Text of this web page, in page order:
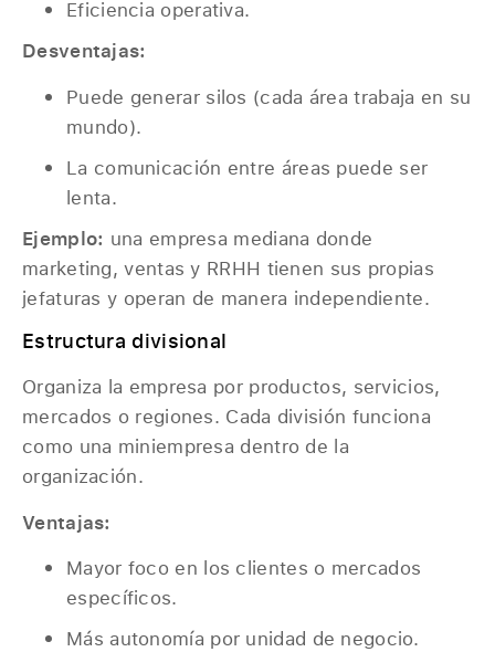
Eficiencia operativa.
Desventajas:
Puede generar silos (cada área trabaja en su
mundo).
La comunicación entre áreas puede ser
lenta.
Ejemplo: una empresa mediana donde
marketing, ventas y RRHH tienen sus propias
jefaturas y operan de manera independiente.
Estructura divisional
Organiza la empresa por productos, servicios,
mercados o regiones. Cada división funciona
como una miniempresa dentro de la
organización.
Ventajas:
Mayor foco en los clientes o mercados
específicos.
Más autonomía por unidad de negocio.